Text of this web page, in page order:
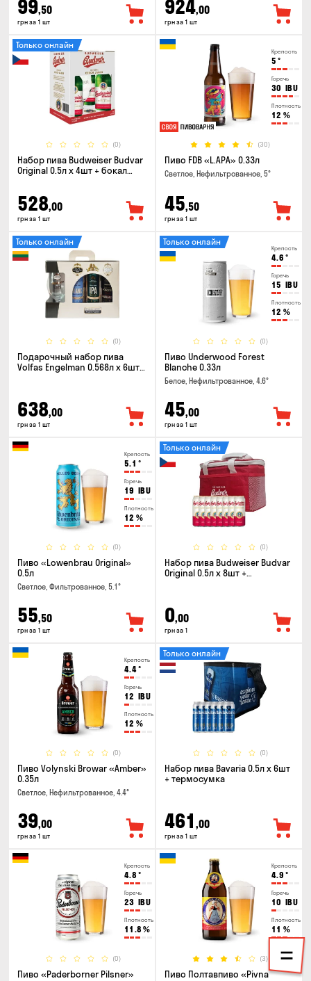
99,50
грн за 1 шт
924,00
грн за 1 шт
(0)
Только онлайн
Набор пива Budweiser Budvar
Original 0.5л х 4шт + бокал
528,00
грн за 1 шт
Крепость
5 °
Горечь
30 IBU
Плотность
12 %
(30)
Пиво FDB «L.APA» 0.33л
Светлое, Нефильтрованное, 5°
45,50
грн за 1 шт
(0)
Только онлайн
Подарочный набор пива
Volfas Engelman 0.568л x 6шт +
638,00
грн за 1 шт
Крепость
4.6 °
Горечь
15 IBU
Плотность
12 %
(0)
Только онлайн
Пиво Underwood Forest
Blanche 0.33л
Белое, Нефильтрованное, 4.6°
45,00
грн за 1 шт
Крепость
5.1 °
Горечь
19 IBU
Плотность
12 %
(0)
Пиво «Lowenbrau Original»
0.5л
Светлое, Фильтрованное, 5.1°
55,50
грн за 1 шт
(0)
Только онлайн
Набор пива Budweiser Budvar
Original 0.5л x 8шт +
0,00
грн за 1
Крепость
4.4°
Горечь
12 IBU
Плотность
12 %
(0)
Пиво Volynski Browar «Amber»
0.35л
Светлое, Нефильтрованное, 4.4°
39,00
грн за 1 шт
(0)
Только онлайн
Набор пива Bavaria 0.5л х 6шт
+ термосумка
461 ,00
грн за 1 шт
Крепость
4.8 °
Горечь
23 IBU
Плотность
11.8 %
(0)
Пиво «Paderborner Pilsner»
Крепость
4.9 °
Горечь
10 IBU
Плотность
11 %
(3)
Пиво Полтавпиво «Pivna